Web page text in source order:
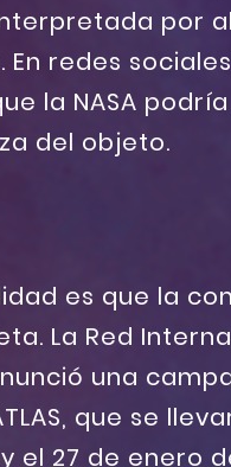
por
redes
la NASA
del objeto.
es que la
La Red
una
que se
el 27 de enero